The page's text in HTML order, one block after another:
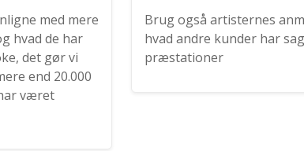
med mere
hvad de har
det gør vi
end 20.000
været
Brug også artisternes
hvad andre kunder har
præstationer